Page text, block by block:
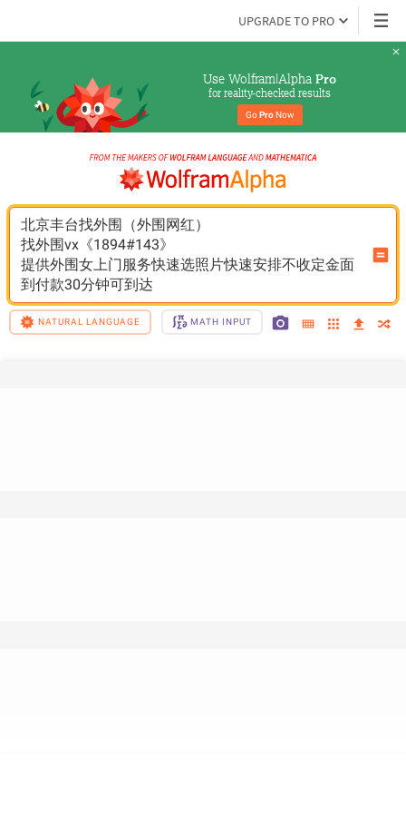
UPGRADE TO PRO
Use Wolfram|Alpha Pro
for reality-checked results
Go Pro Now
北京丰台找外围（外围网红）
找外围vx《1894#143》
提供外围女上门服务快速选照片快速安排不收定金面
到付款30分钟可到达
NATURAL LANGUAGE MATH INPUT